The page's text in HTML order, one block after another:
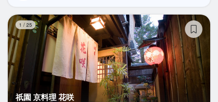
1 / 25
祇園 京料理 花咲